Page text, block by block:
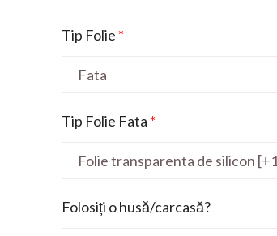
Tip Folie *
Tip Folie Fata *
Folosiți o husă/carcasă?